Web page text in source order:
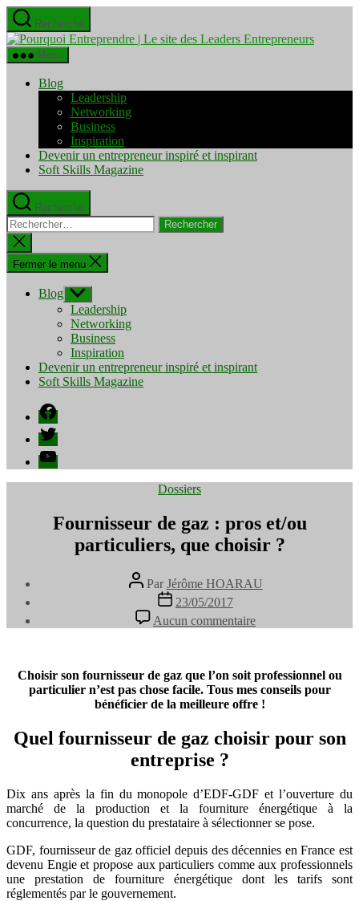
Aller
au
contenu
Recherche
Pourquoi
Menu
Blog
Leadership
Networking
Business
Inspiration
Devenir un entrepreneur inspiré et inspirant
Soft Skills Magazine
Recherche
Rechercher :
Fermer
la
recherche
Fermer le menu
Blog Afficher
le
sous-
menu
Leadership
Networking
Business
Inspiration
Devenir un entrepreneur inspiré et inspirant
Soft Skills Magazine
Facebook
Twitter
YouTube
Catégories
Dossiers
Fournisseur de gaz : pros et/ou
particuliers, que choisir ?
Auteur
de
l’article
Par Jérôme HOARAU
Date
l’article
23/05/2017
Aucun commentaire
Fournisseur
:
pros
et/ou
que
choisir
Choisir son fournisseur de gaz que l’on soit professionnel ou
particulier n’est pas chose facile. Tous mes conseils pour
bénéficier de la meilleure offre !
Quel fournisseur de gaz choisir pour son
entreprise ?
Dix ans après la fin du monopole d’EDF-GDF et l’ouverture du
marché de la production et la fourniture énergétique à la
concurrence, la question du prestataire à sélectionner se pose.
GDF, fournisseur de gaz officiel depuis des décennies en France est
devenu Engie et propose aux particuliers comme aux professionnels
une prestation de fourniture énergétique dont les tarifs sont
réglementés par le gouvernement.